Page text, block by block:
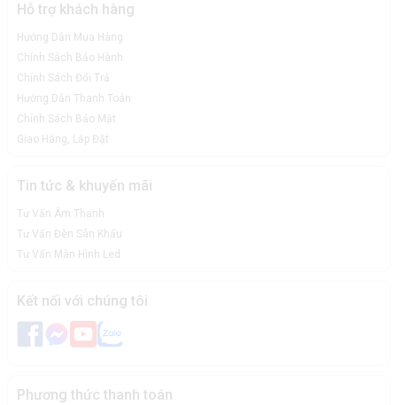
Hỗ trợ khách hàng
Hướng Dẫn Mua Hàng
Chính Sách Bảo Hành
Chính Sách Đổi Trả
Hướng Dẫn Thanh Toán
Chính Sách Bảo Mật
Giao Hàng, Lắp Đặt
Tin tức & khuyến mãi
Tư Vấn Âm Thanh
Tư Vấn Đèn Sân Khấu
Tư Vấn Màn Hình Led
Kết nối với chúng tôi
Phương thức thanh toán